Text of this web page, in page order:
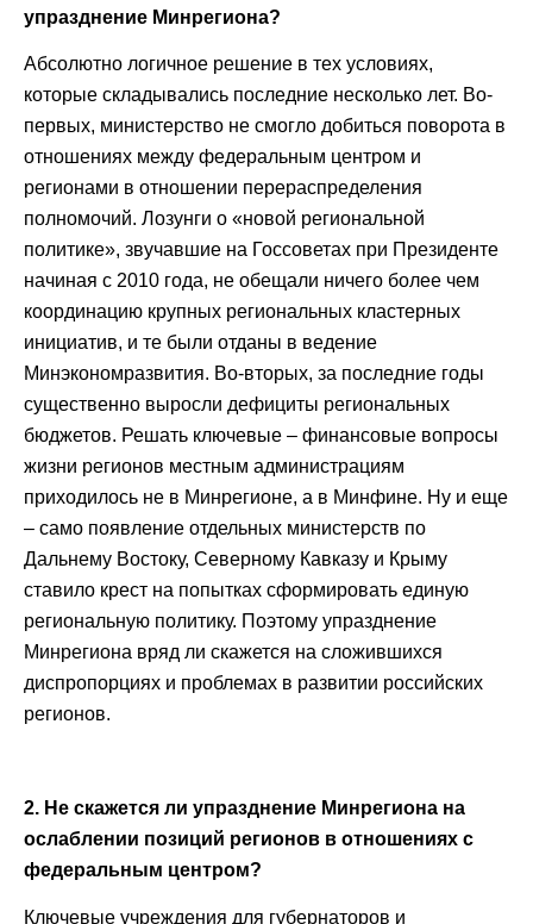
упразднение Минрегиона?
Абсолютно логичное решение в тех условиях,
которые складывались последние несколько лет. Во-
первых, министерство не смогло добиться поворота в
отношениях между федеральным центром и
регионами в отношении перераспределения
полномочий. Лозунги о «новой региональной
политике», звучавшие на Госсоветах при Президенте
начиная с 2010 года, не обещали ничего более чем
координацию крупных региональных кластерных
инициатив, и те были отданы в ведение
Минэкономразвития. Во-вторых, за последние годы
существенно выросли дефициты региональных
бюджетов. Решать ключевые – финансовые вопросы
жизни регионов местным администрациям
приходилось не в Минрегионе, а в Минфине. Ну и еще
– само появление отдельных министерств по
Дальнему Востоку, Северному Кавказу и Крыму
ставило крест на попытках сформировать единую
региональную политику. Поэтому упразднение
Минрегиона вряд ли скажется на сложившихся
диспропорциях и проблемах в развитии российских
регионов.
2. Не скажется ли упразднение Минрегиона на
ослаблении позиций регионов в отношениях с
федеральным центром?
Ключевые учреждения для губернаторов и